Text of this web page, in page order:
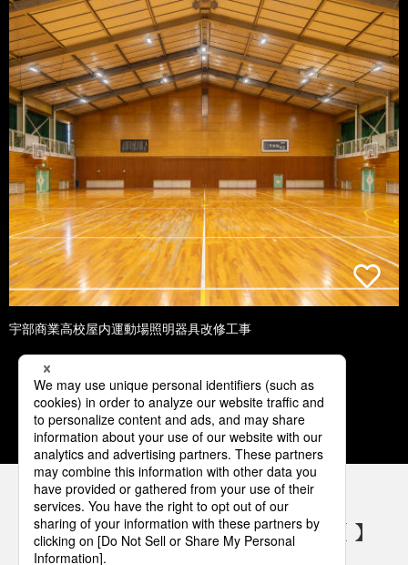
宇部商業高校屋内運動場照明器具改修工事
1 2 3 4 5
パナソニックの電気設備 SNSアカウント